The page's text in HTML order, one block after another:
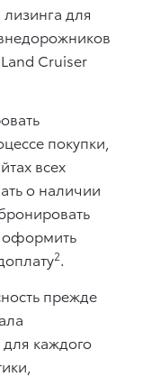
лизинга для
Cruiser
покупки,
всех
о наличии
оформить
2.
прежде
каждого